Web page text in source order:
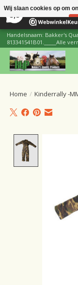
Handelsnaam: Bakker's
813341541B01._____Alle
Home / Kinderrally -
Wij slaan cookies op om